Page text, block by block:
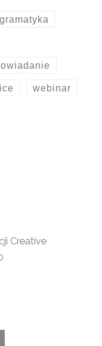
gramatyka
webinar
Creative